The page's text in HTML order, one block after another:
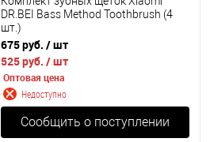
DR.BEI Bass Method Toothbrush (4
шт.)
675 руб. / шт
525 руб. / шт
Оптовая цена
Недоступно
Сообщить о поступлении